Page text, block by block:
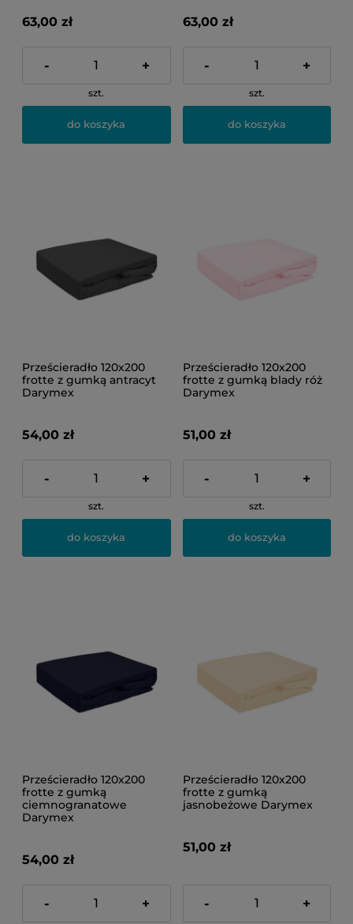
63,00 zł
- +
szt.
do koszyka
63,00 zł
- +
szt.
do koszyka
Prześcieradło 120x200
frotte z gumką antracyt
Darymex
54,00 zł
- +
szt.
do koszyka
Prześcieradło 120x200
frotte z gumką blady róż
Darymex
51,00 zł
- +
szt.
do koszyka
Prześcieradło 120x200
frotte z gumką
ciemnogranatowe
Darymex
54,00 zł
- +
Prześcieradło 120x200
frotte z gumką
jasnobeżowe Darymex
51,00 zł
- +